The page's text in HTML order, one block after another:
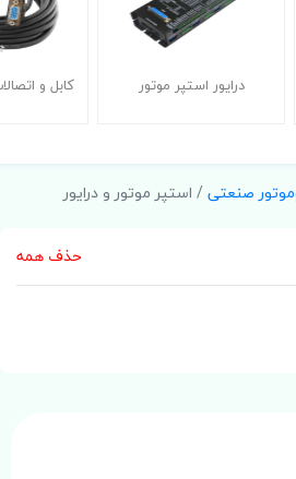
درایور استپر موتور کابل و
صنعتی/ استپر موتور و درایور
حذف همه